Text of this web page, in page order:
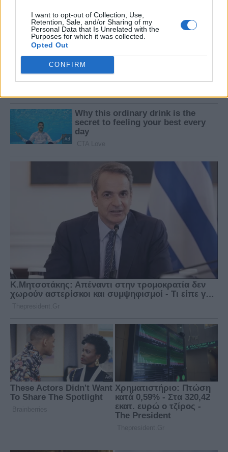
I want to opt-out of Collection, Use,
Retention, Sale, and/or Sharing of my
Personal Data that Is Unrelated with the
Purposes for which it was collected.
Opted Out
CONFIRM